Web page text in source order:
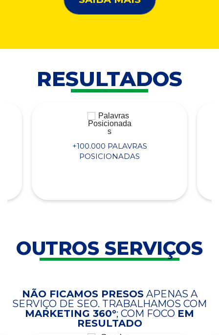
RESULTADOS
+100.000 PALAVRAS
POSICIONADAS
OUTROS SERVIÇOS
NÃO FICAMOS PRESOSAPENAS A
SERVIÇO DE SEO. TRABALHAMOS COM
MARKETING 360°; COM FOCO EM
RESULTADO